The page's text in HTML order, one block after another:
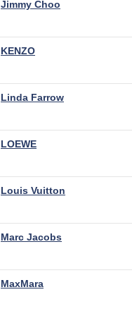
Jimmy Choo
KENZO
Linda Farrow
LOEWE
Louis Vuitton
Marc Jacobs
MaxMara